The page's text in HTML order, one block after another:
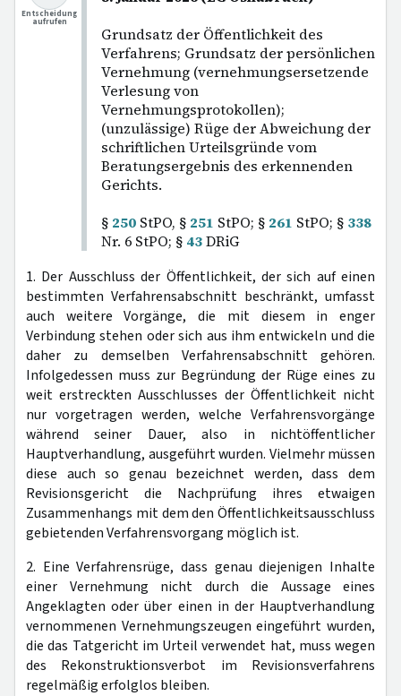
Grundsatz der Öffentlichkeit des
Verfahrens; Grundsatz der persönlichen
Vernehmung (vernehmungsersetzende
Verlesung von
Vernehmungsprotokollen);
(unzulässige) Rüge der Abweichung der
schriftlichen Urteilsgründe vom
Beratungsergebnis des erkennenden
Gerichts.
§ 250 StPO, § 251 StPO; § 261 StPO; § 338
Nr. 6 StPO; § 43DRiG
Entscheidung
aufrufen
1. Der Ausschluss der Öffentlichkeit, der sich auf einen
bestimmten Verfahrensabschnitt beschränkt, umfasst
auch weitere Vorgänge, die mit diesem in enger
Verbindung stehen oder sich aus ihm entwickeln und die
daher zu demselben Verfahrensabschnitt gehören.
Infolgedessen muss zur Begründung der Rüge eines zu
weit erstreckten Ausschlusses der Öffentlichkeit nicht
nur vorgetragen werden, welche Verfahrensvorgänge
während seiner Dauer, also in nichtöffentlicher
Hauptverhandlung, ausgeführt wurden. Vielmehr müssen
diese auch so genau bezeichnet werden, dass dem
Revisionsgericht die Nachprüfung ihres etwaigen
Zusammenhangs mit dem den Öffentlichkeitsausschluss
gebietenden Verfahrensvorgang möglich ist.
2. Eine Verfahrensrüge, dass genau diejenigen Inhalte
einer Vernehmung nicht durch die Aussage eines
Angeklagten oder über einen in der Hauptverhandlung
vernommenen Vernehmungszeugen eingeführt wurden,
die das Tatgericht im Urteil verwendet hat, muss wegen
des Rekonstruktionsverbot im Revisionsverfahrens
regelmäßig erfolglos bleiben.